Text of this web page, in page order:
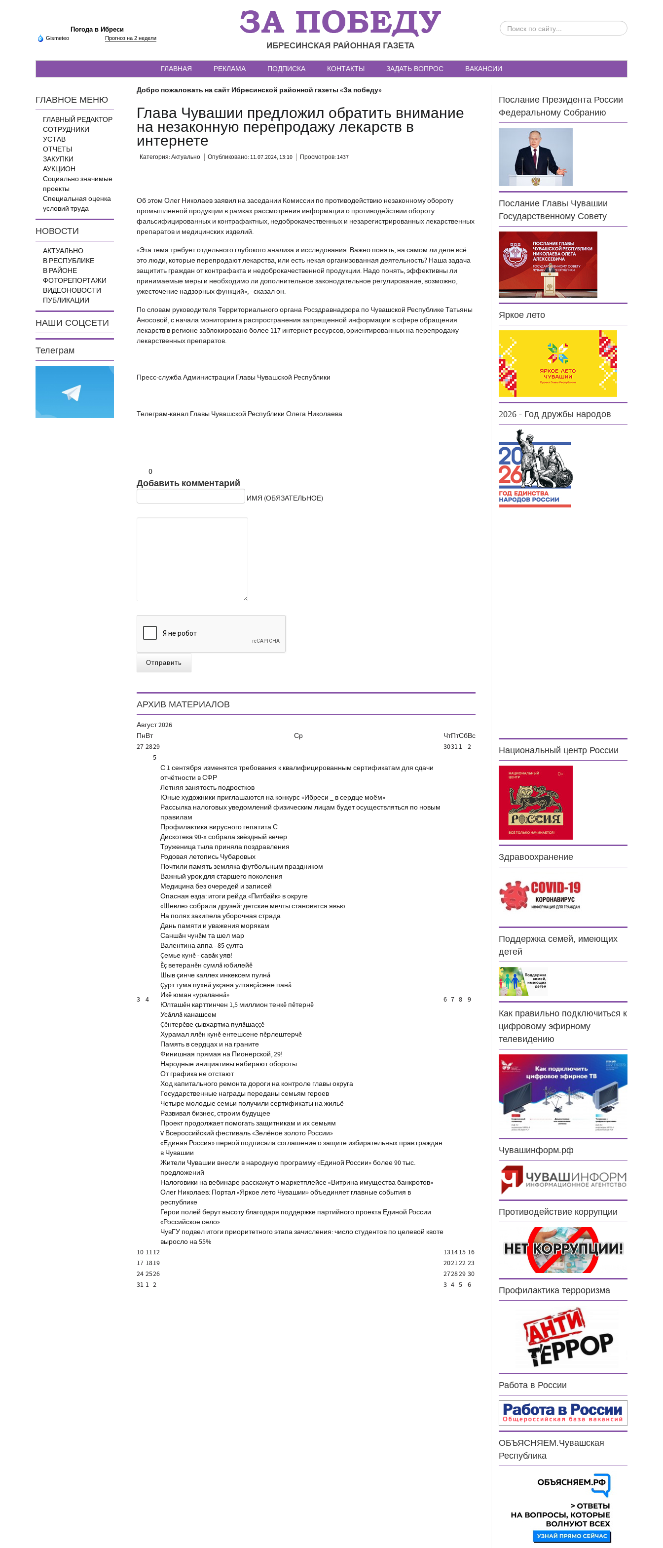
Погода в Ибреси
Gismeteo Прогноз на 2 недели
ПОИСК
ПО
ГЛАВНАЯ РЕКЛАМА ПОДПИСКА КОНТАКТЫ ЗАДАТЬ ВОПРОС ВАКАНСИИ
ГЛАВНОЕ МЕНЮ
ГЛАВНЫЙ РЕДАКТОР
СОТРУДНИКИ
УСТАВ
ОТЧЕТЫ
ЗАКУПКИ
АУКЦИОН
Социально значимые
проекты
Специальная оценка
условий труда
НОВОСТИ
АКТУАЛЬНО
В РЕСПУБЛИКЕ
В РАЙОНЕ
ФОТОРЕПОРТАЖИ
ВИДЕОНОВОСТИ
ПУБЛИКАЦИИ
НАШИ СОЦСЕТИ
Телеграм
Добро пожаловать на сайт Ибресинской районной газеты «За победу»
Глава Чувашии предложил обратить внимание
на незаконную перепродажу лекарств в
интернете
Категория:Актуально Опубликовано: 11.07.2024, 13:10 Просмотров: 1437
Об этом Олег Николаев заявил на заседании Комиссии по противодействию незаконному обороту
промышленной продукции в рамках рассмотрения информации о противодействии обороту
фальсифицированных и контрафактных, недоброкачественных и незарегистрированных лекарственных
препаратов и медицинских изделий.
«Эта тема требует отдельного глубокого анализа и исследования. Важно понять, на самом ли деле всё
это люди, которые перепродают лекарства, или есть некая организованная деятельность? Наша задача
защитить граждан от контрафакта и недоброкачественной продукции. Надо понять, эффективны ли
принимаемые меры и необходимо ли дополнительное законодательное регулирование, возможно,
ужесточение надзорных функций», - сказал он.
По словам руководителя Территориального органа Росздравнадзора по Чувашской Республике Татьяны
Аносовой, с начала мониторинга распространения запрещенной информации в сфере обращения
лекарств в регионе заблокировано более 117 интернет-ресурсов, ориентированных на перепродажу
лекарственных препаратов.
Пресс-служба Администрации Главы Чувашской Республики
Телеграм-канал Главы Чувашской Республики Олега Николаева
0
Добавить комментарий
ИМЯ (ОБЯЗАТЕЛЬНОЕ)
Отправить
АРХИВ МАТЕРИАЛОВ
Август2026
ПнВт Ср ЧтПтСбВс
27 2829 30311 2
3 4
5
С 1 сентября изменятся требования к квалифицированным сертификатам для сдачи
отчётности в СФР
Летняя занятость подростков
Юные художники приглашаются на конкурс «Ибреси _ в сердце моём»
Рассылка налоговых уведомлений физическим лицам будет осуществляться по новым
правилам
Профилактика вирусного гепатита С
Дискотека 90-х собрала звёздный вечер
Труженица тыла приняла поздравления
Родовая летопись Чубаровых
Почтили память земляка футбольным праздником
Важный урок для старшего поколения
Медицина без очередей и записей
Опасная езда: итоги рейда «Питбайк» в округе
«Шевле» собрала друзей: детские мечты становятся явью
На полях закипела уборочная страда
Дань памяти и уважения морякам
Саншăн чунăм та шел мар
Валентина аппа - 85 çулта
Çемье кунĕ - савăк уяв!
Ĕç ветеранĕн сумлă юбилейĕ
Шыв çинче каллех инкексем пулнă
Çурт тума пухнă укçана ултавçăсене панă
Икĕ юман «ураланнă»
Юлташĕн карттинчен 1,5 миллион тенкĕ пĕтернĕ
Усăллă канашсем
Çĕнтерĕве çывхартма пулăшаççĕ
Хурамал ялĕн кунĕ ентешсене пĕрлештерчĕ
Память в сердцах и на граните
Финишная прямая на Пионерской, 29!
Народные инициативы набирают обороты
От графика не отстают
Ход капитального ремонта дороги на контроле главы округа
Государственные награды переданы семьям героев
Четыре молодые семьи получили сертификаты на жильё
Развивая бизнес, строим будущее
Проект продолжает помогать защитникам и их семьям
V Всероссийский фестиваль «Зелёное золото России»
«Единая Россия» первой подписала соглашение о защите избирательных прав граждан
в Чувашии
Жители Чувашии внесли в народную программу «Единой России» более 90 тыс.
предложений
Налоговики на вебинаре расскажут о маркетплейсе «Витрина имущества банкротов»
Олег Николаев: Портал «Яркое лето Чувашии» объединяет главные события в
республике
Герои полей берут высоту благодаря поддержке партийного проекта Единой России
«Российское село»
ЧувГУ подвел итоги приоритетного этапа зачисления: число студентов по целевой квоте
выросло на 55%
6 7 8 9
10 1112 131415 16
17 1819 202122 23
24 2526 272829 30
31 1 2 3 4 5 6
Послание Президента России
Федеральному Собранию
Послание Главы Чувашии
Государственному Совету
Яркое лето
2026 - Год дружбы народов
Национальный центр России
Здравоохранение
Поддержка семей, имеющих
детей
Как правильно подключиться к
цифровому эфирному
телевидению
Чувашинформ.рф
Противодействие коррупции
Профилактика терроризма
Работа в России
ОБЪЯСНЯЕМ.Чувашская
Республика